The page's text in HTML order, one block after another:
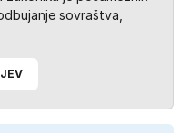
sovraštva,